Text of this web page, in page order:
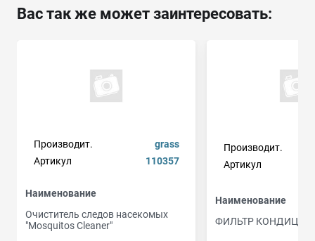
Вас так же может заинтересовать:
Производит.
grass
Артикул
110357
Наименование
Очиститель следов насекомых
"Mosquitos Cleaner"
Производит.
Артикул
Наименование
ФИЛЬТР